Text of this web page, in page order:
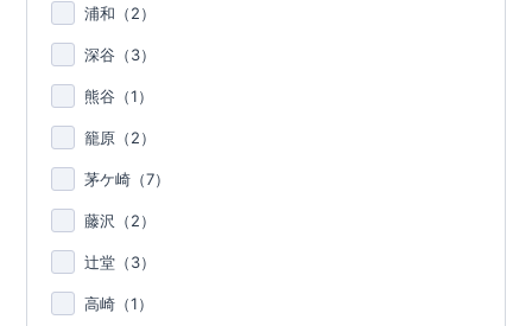
浦和（2）
深谷（3）
熊谷（1）
籠原（2）
茅ケ崎（7）
藤沢（2）
辻堂（3）
高崎（1）